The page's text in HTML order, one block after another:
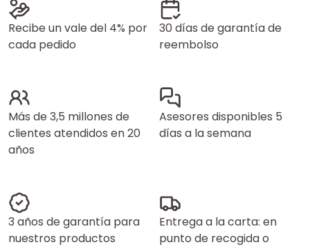
Recibe un vale del 4% por
cada pedido
30 días de garantía de
reembolso
Más de 3,5 millones de
clientes atendidos en 20
años
Asesores disponibles 5
días a la semana
3 años de garantía para
nuestros productos
Entrega a la carta: en
punto de recogida o